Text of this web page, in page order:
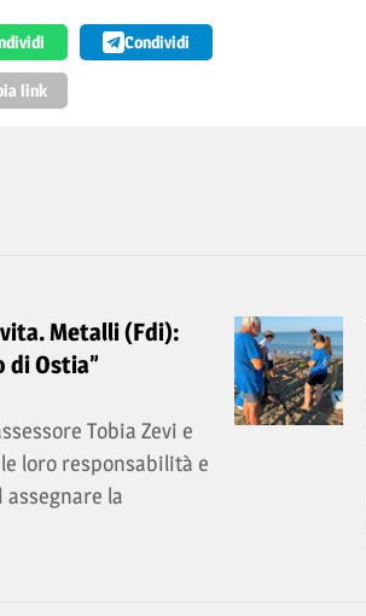
Condividi
link
Metalli (Fdi):
di Ostia”
Tobia Zevi e
loro responsabilità e
la